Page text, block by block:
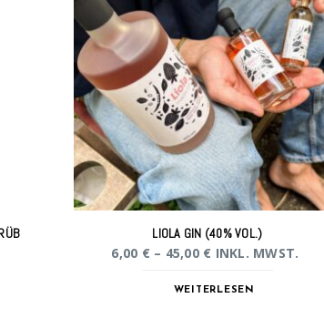
LIOLA GIN (40% VOL.)
6,00 € – 45,00 € INKL. MWST.
WEITERLESEN